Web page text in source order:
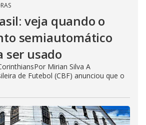
veja quando o
semiautomático
ser usado
Mirian Silva A
de Futebol (CBF) anunciou que o